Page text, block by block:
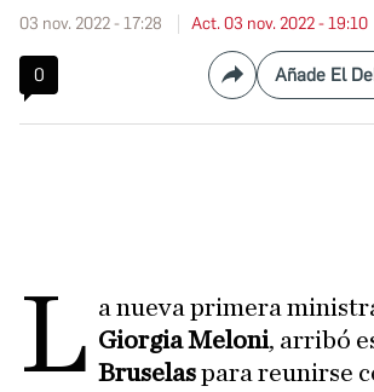
03 nov. 2022 - 17:28 Act. 03 nov. 2022 - 19:10
0 Compartir
Añade El
L a nueva primera
Giorgia Meloni, arribó
Bruselaspara reunirse